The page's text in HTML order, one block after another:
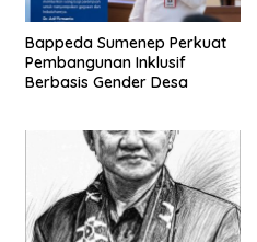
Bappeda Sumenep Perkuat
Pembangunan Inklusif
Berbasis Gender Desa